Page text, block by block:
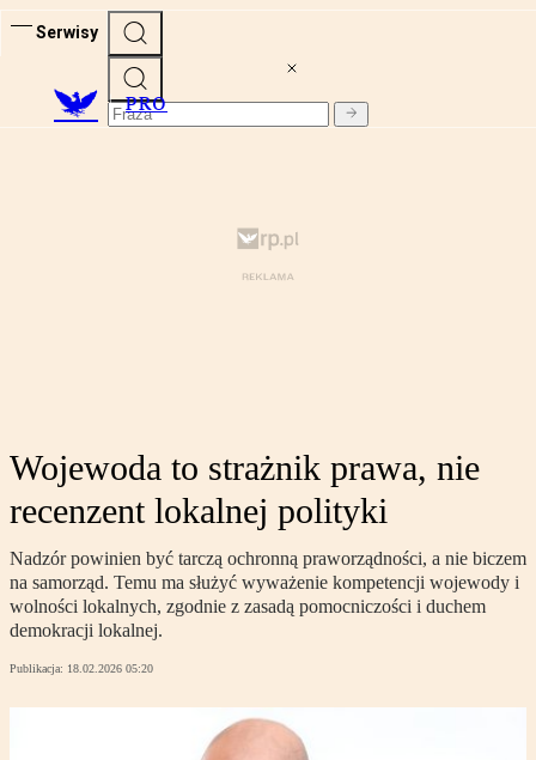
Serwisy
PRO
Wojewoda to strażnik prawa, nie
recenzent lokalnej polityki
Nadzór powinien być tarczą ochronną praworządności, a nie biczem
na samorząd. Temu ma służyć wyważenie kompetencji wojewody i
wolności lokalnych, zgodnie z zasadą pomocniczości i duchem
demokracji lokalnej.
Publikacja: 18.02.2026 05:20